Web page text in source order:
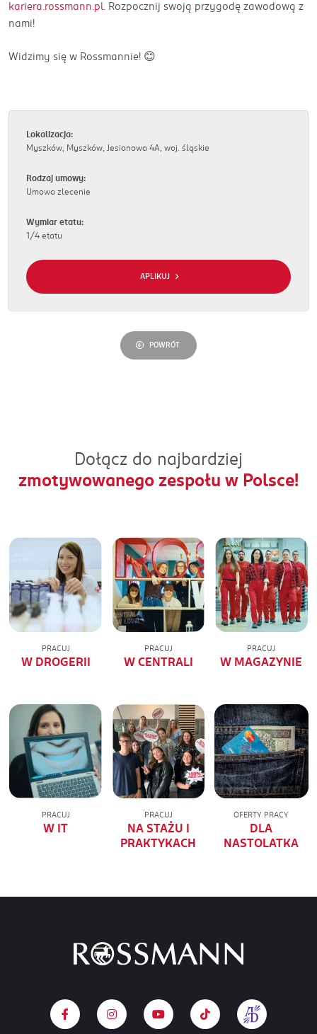
kariera.rossmann.pl. Rozpocznij swoją przygodę zawodową z
nami!
Widzimy się w Rossmannie! 😊
Lokalizacja:
Myszków, Myszków, Jesionowa 4A, woj. śląskie
Rodzaj umowy:
Umowa zlecenie
Wymiar etatu:
1/4 etatu
APLIKUJ
POWRÓT
Dołącz do najbardziej
zmotywowanego zespołu w Polsce!
PRACUJ
W DROGERII
PRACUJ
W CENTRALI
PRACUJ
W MAGAZYNIE
PRACUJ
W IT
PRACUJ
NA STAŻU I
PRAKTYKACH
OFERTY PRACY
DLA
NASTOLATKA